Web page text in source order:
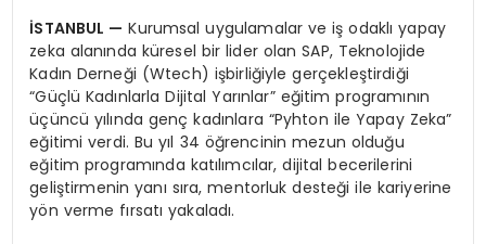
İSTANBUL — Kurumsal uygulamalar ve iş odaklı yapay
zeka alanında küresel bir lider olan SAP, Teknolojide
Kadın Derneği (Wtech) işbirliğiyle gerçekleştirdiği
“Güçlü Kadınlarla Dijital Yarınlar” eğitim programının
üçüncü yılında genç kadınlara “Pyhton ile Yapay Zeka”
eğitimi verdi. Bu yıl 34 öğrencinin mezun olduğu
eğitim programında katılımcılar, dijital becerilerini
geliştirmenin yanı sıra, mentorluk desteği ile kariyerine
yön verme fırsatı yakaladı.